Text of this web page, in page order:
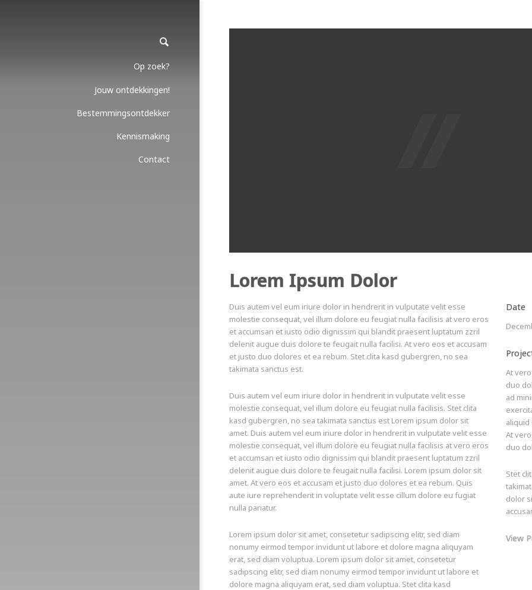
Op zoek?
Jouw ontdekkingen!
Bestemmingsontdekker
Kennismaking
Contact
Lorem Ipsum Dolor
Duis autem vel eum iriure dolor in hendrerit in vulputate velit esse
molestie consequat, vel illum dolore eu feugiat nulla facilisis at vero eros
et accumsan et iusto odio dignissim qui blandit praesent luptatum zzril
delenit augue duis dolore te feugait nulla facilisi. At vero eos et accusam
et justo duo dolores et ea rebum. Stet clita kasd gubergren, no sea
takimata sanctus est.
Duis autem vel eum iriure dolor in hendrerit in vulputate velit esse
molestie consequat, vel illum dolore eu feugiat nulla facilisis. Stet clita
kasd gubergren, no sea takimata sanctus est Lorem ipsum dolor sit
amet. Duis autem vel eum iriure dolor in hendrerit in vulputate velit esse
molestie consequat, vel illum dolore eu feugiat nulla facilisis at vero eros
et accumsan et iusto odio dignissim qui blandit praesent luptatum zzril
delenit augue duis dolore te feugait nulla facilisi. Lorem ipsum dolor sit
amet. At vero eos et accusam et justo duo dolores et ea rebum. Quis
aute iure reprehenderit in voluptate velit esse cillum dolore eu fugiat
nulla pariatur.
Lorem ipsum dolor sit amet, consetetur sadipscing elitr, sed diam
nonumy eirmod tempor invidunt ut labore et dolore magna aliquyam
erat, sed diam voluptua. Lorem ipsum dolor sit amet, consetetur
sadipscing elitr, sed diam nonumy eirmod tempor invidunt ut labore et
dolore magna aliquyam erat, sed diam voluptua. Stet clita kasd
Date
At
duo
ad
aliquid
At
duo
Stet
dolor
View